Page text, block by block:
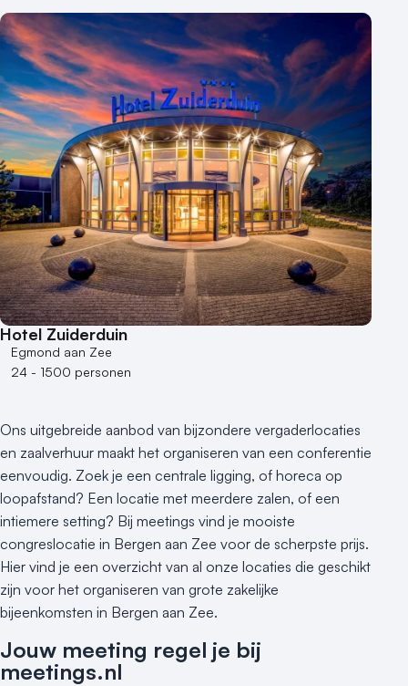
Aantal zalen
1 - 5 zalen
6 - 10 zalen
10 of meer zalen
Aantal personen
1 - 50 personen
50 - 100 personen
100 - 250 personen
250 - 500 personen
500+ personen
Bijzondere locaties
Buitenlocatie
Duurzame locatie
Hotel
Hybride events
Industriële locatie
Kasteel en landgoed
Kleine / intieme locatie
Locaties aan zee
Museum
Theater
Varende locatie
Hotel Zuiderduin
Egmond aan Zee
24 - 1500 personen
Ons uitgebreide aanbod van bijzondere vergaderlocaties
en zaalverhuur maakt het organiseren van een conferentie
eenvoudig. Zoek je een centrale ligging, of horeca op
loopafstand? Een locatie met meerdere zalen, of een
intiemere setting? Bij meetings vind je mooiste
congreslocatie in Bergen aan Zee voor de scherpste prijs.
Hier vind je een overzicht van al onze locaties die geschikt
zijn voor het organiseren van grote zakelijke
bijeenkomsten in Bergen aan Zee.
Jouw meeting regel je bij
meetings.nl